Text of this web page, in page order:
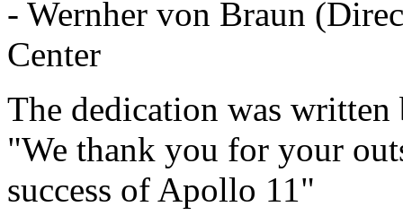
- Wernher von Braun
Center
The dedication was
"We thank you for your
success of Apollo 11"